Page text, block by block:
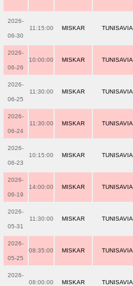
2026-
06-30
11:15:00 MISKAR TUNISAVIA
2026-
06-26
10:00:00 MISKAR TUNISAVIA
2026-
06-25
11:30:00 MISKAR TUNISAVIA
2026-
06-24
11:30:00 MISKAR TUNISAVIA
2026-
06-23
10:15:00 MISKAR TUNISAVIA
2026-
06-19
14:00:00 MISKAR TUNISAVIA
2026-
05-31
11:30:00 MISKAR TUNISAVIA
2026-
05-25
08:35:00 MISKAR TUNISAVIA
2026-
08:00:00 MISKAR TUNISAVIA